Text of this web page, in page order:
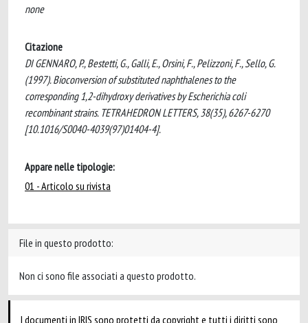
none
Citazione
DI GENNARO, P., Bestetti, G., Galli, E., Orsini, F., Pelizzoni, F., Sello, G.
(1997). Bioconversion of substituted naphthalenes to the
corresponding 1,2-dihydroxy derivatives by Escherichia coli
recombinant strains. TETRAHEDRON LETTERS, 38(35), 6267-6270
[10.1016/S0040-4039(97)01404-4].
Appare nelle tipologie:
01 - Articolo su rivista
File in questo prodotto:
Non ci sono file associati a questo prodotto.
I documenti in IRIS sono protetti da copyright e tutti i diritti sono